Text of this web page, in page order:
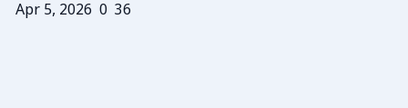
Apr 5, 2026 0 36